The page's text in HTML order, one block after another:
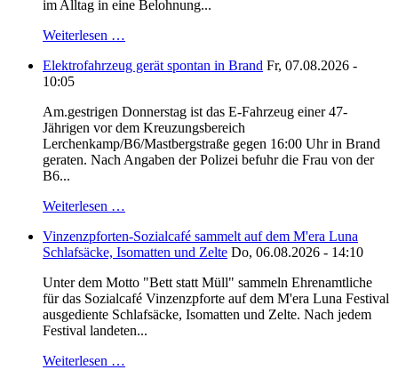
im Alltag in eine Belohnung...
Weiterlesen …
Elektrofahrzeug gerät spontan in Brand Fr, 07.08.2026 -
10:05
Am.gestrigen Donnerstag ist das E-Fahrzeug einer 47-
Jährigen vor dem Kreuzungsbereich
Lerchenkamp/B6/Mastbergstraße gegen 16:00 Uhr in Brand
geraten. Nach Angaben der Polizei befuhr die Frau von der
B6...
Weiterlesen …
Vinzenzpforten-Sozialcafé sammelt auf dem M'era Luna
Schlafsäcke, Isomatten und Zelte Do, 06.08.2026 - 14:10
Unter dem Motto "Bett statt Müll" sammeln Ehrenamtliche
für das Sozialcafé Vinzenzpforte auf dem M'era Luna Festival
ausgediente Schlafsäcke, Isomatten und Zelte. Nach jedem
Festival landeten...
Weiterlesen …